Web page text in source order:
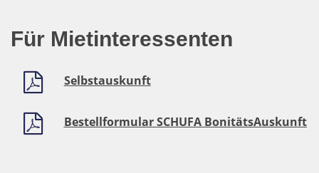
Für Mietinteressenten
Selbstauskunft
Bestellformular SCHUFA BonitätsAuskunft